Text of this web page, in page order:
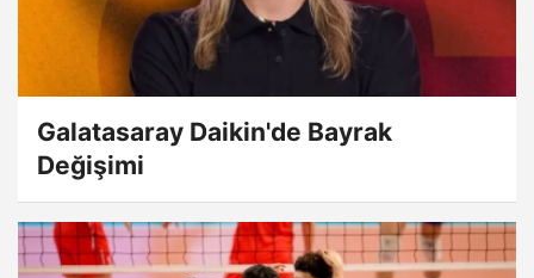
Galatasaray Daikin'de Bayrak
Değişimi